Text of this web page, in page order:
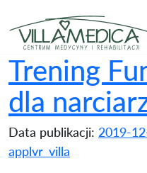
Trening
Trening
dla
Data publikacji: 2019-
applvr_villa